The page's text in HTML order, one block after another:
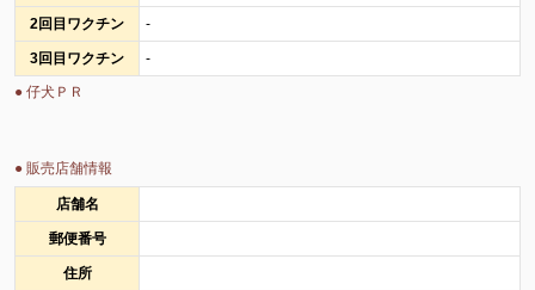
2回目ワクチン -
3回目ワクチン
-
● 仔犬ＰＲ
● 販売店舗情報
店舗名
郵便番号
住所